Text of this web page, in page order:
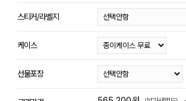
스티커/라벨지
케이스
선물포장